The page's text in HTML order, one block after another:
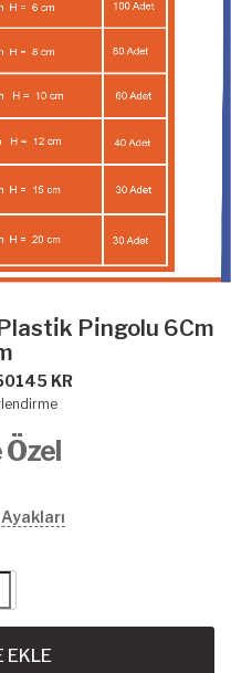
Pi̇ngolu 6Cm
KR
EKLE